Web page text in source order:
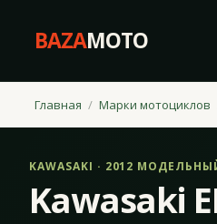
BAZAMOTO
Главная Марки мотоциклов
KAWASAKI · 2012
Kawasaki